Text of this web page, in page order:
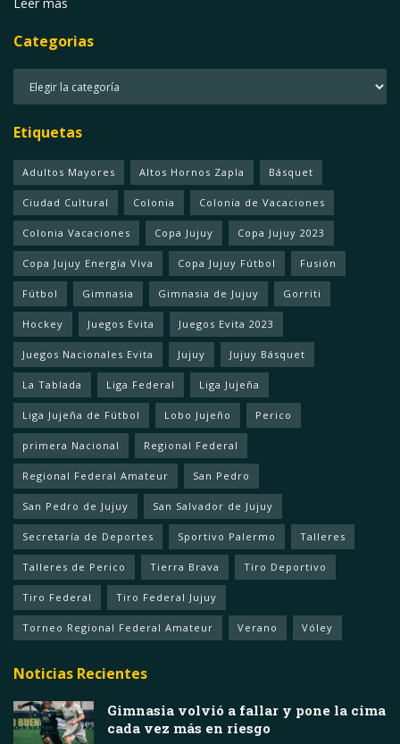
Categorias
Etiquetas
Adultos Mayores Altos Hornos Zapla Básquet
Ciudad Cultural Colonia Colonia de Vacaciones
Colonia Vacaciones Copa Jujuy Copa Jujuy 2023
Copa Jujuy Energía Viva Copa Jujuy Fútbol Fusión
Fútbol Gimnasia Gimnasia de Jujuy Gorriti
Hockey Juegos Evita Juegos Evita 2023
Juegos Nacionales Evita Jujuy Jujuy Básquet
La Tablada Liga Federal Liga Jujeña
Liga Jujeña de Fútbol Lobo Jujeño Perico
primera Nacional Regional Federal
Regional Federal Amateur San Pedro
San Pedro de Jujuy San Salvador de Jujuy
Secretaría de Deportes Sportivo Palermo Talleres
Talleres de Perico Tierra Brava Tiro Deportivo
Tiro Federal Tiro Federal Jujuy
Torneo Regional Federal Amateur Verano Vóley
Noticias Recientes
Gimnasia volvió a fallar y pone la cima
cada vez más en riesgo